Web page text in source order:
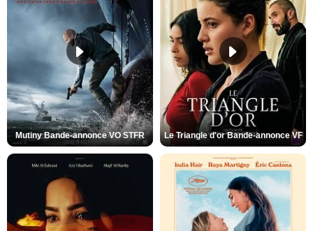
Mutiny Bande-annonce VO STFR Le Triangle d'or Bande-annonce VF